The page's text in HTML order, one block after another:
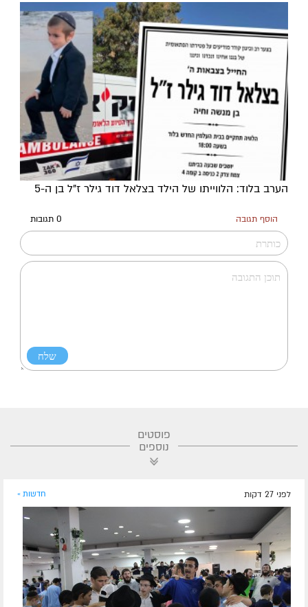
הערב בלוד: הלווייתו של הילד בצלאל דוד גילר ז"ל בן ה-5
הוסף תגובה 0 תגובות
פוסטים
נוספים
לפני 27 דקות חדשות »